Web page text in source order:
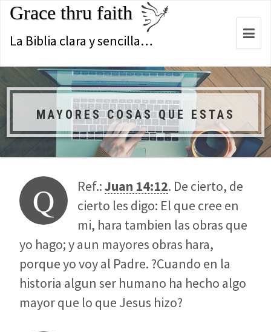
Grace thru faith
La Biblia clara y sencilla…
MAYORES COSAS QUE ESTAS
Q Ref.:Juan 14:12. De cierto, de
cierto les digo: El que cree en
mi, hara tambien las obras que
yo hago; y aun mayores obras hara,
porque yo voy al Padre. ?Cuando en la
historia algun ser humano ha hecho algo
mayor que lo que Jesus hizo?